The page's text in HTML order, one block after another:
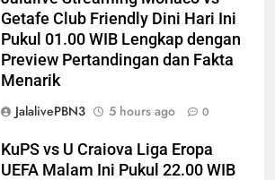
Getafe Club Friendly Dini Hari Ini
Pukul 01.00 WIB Lengkap dengan
Preview Pertandingan dan Fakta
Menarik
JalalivePBN3
5 hours ago 0
KuPS vs U Craiova Liga Eropa
UEFA Malam Ini Pukul 22.00 WIB